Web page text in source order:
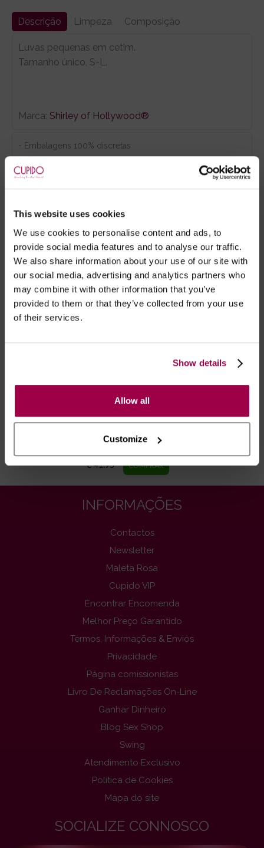
This website uses cookies
We use cookies to personalise content and ads, to
provide social media features and to analyse our traffic.
We also share information about your use of our site with
our social media, advertising and analytics partners who
may combine it with other information that you’ve
provided to them or that they’ve collected from your use
of their services.
Show details
Allow all
Customize
Descrição Limpeza Composição
Luvas pequenas em cetim.
Tamanho único, S-L.
Marca: Shirley of Hollywood®
- Embalagens 100% discretas
Após as 16:00 h, a sua encomenda será entregue em 48
horas, dias úteis. Portugal e Espanha Continental para
Possibilidade de atraso em épocas festivas.
RECOMENDAMOS
Meias Ligas de Vinil -
€ 41.95
INFORMAÇÕES
Contactos
Newsletter
Maleta Rosa
Cupido VIP
Encontrar Encomenda
Melhor Preço Garantido
Termos, Informações & Envios
Privacidade
Página comissionistas
Livro De Reclamações On-Line
Ganhar Dinheiro
Blog Sex Shop
Swing
Atendimento Exclusivo
Politica de Cookies
Mapa do site
SOCIALIZE CONNOSCO